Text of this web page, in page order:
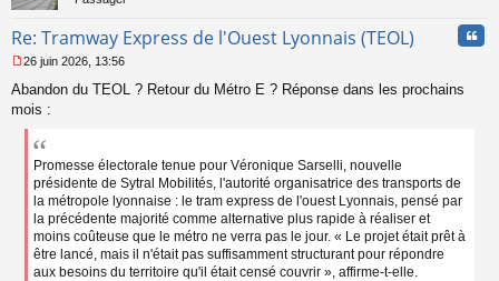
Re: Tramway Express de l'Ouest Lyonnais (TEOL)
e
s
26 juin 2026, 13:56
Abandon du TEOL ? Retour du Métro E ? Réponse dans les prochains
mois :
Promesse électorale tenue pour Véronique Sarselli, nouvelle
présidente de Sytral Mobilités, l'autorité organisatrice des transports de
la métropole lyonnaise : le tram express de l'ouest Lyonnais, pensé par
la précédente majorité comme alternative plus rapide à réaliser et
moins coûteuse que le métro ne verra pas le jour. « Le projet était prêt à
être lancé, mais il n'était pas suffisamment structurant pour répondre
aux besoins du territoire qu'il était censé couvrir », affirme-t-elle.